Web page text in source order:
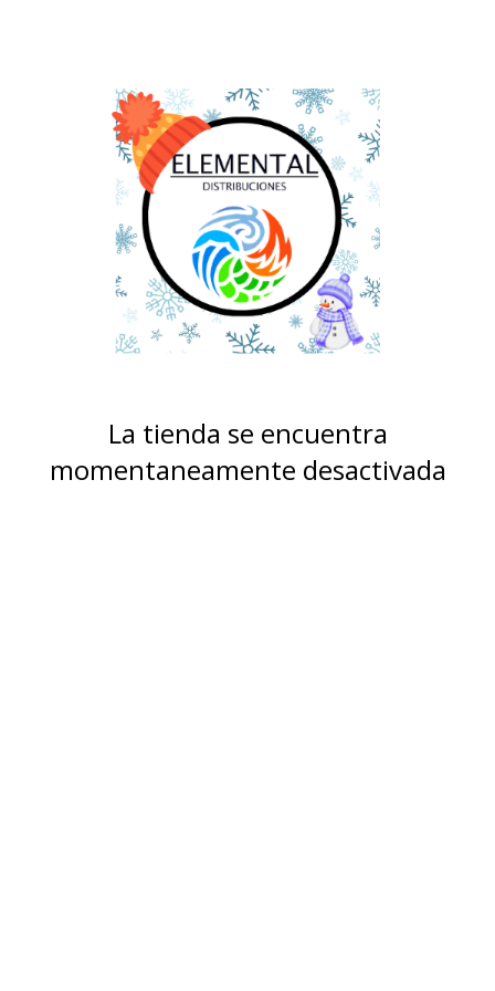
La tienda se encuentra
momentaneamente desactivada